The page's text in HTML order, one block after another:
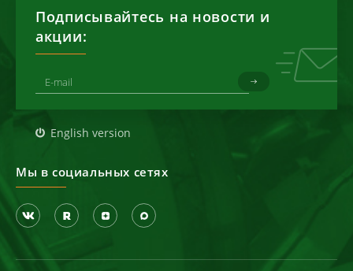
Подписывайтесь на новости и
акции:
English version
Мы в социальных сетях